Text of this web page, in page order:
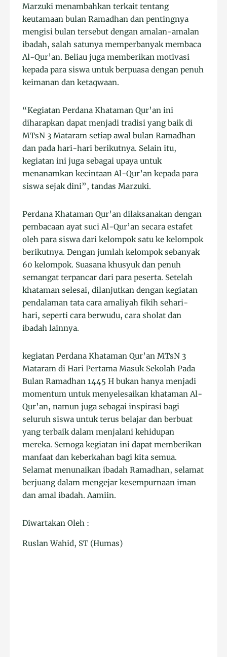
Marzuki menambahkan terkait tentang
keutamaan bulan Ramadhan dan pentingnya
mengisi bulan tersebut dengan amalan-amalan
ibadah, salah satunya memperbanyak membaca
Al-Qur’an. Beliau juga memberikan motivasi
kepada para siswa untuk berpuasa dengan penuh
keimanan dan ketaqwaan.
“Kegiatan Perdana Khataman Qur’an ini
diharapkan dapat menjadi tradisi yang baik di
MTsN 3 Mataram setiap awal bulan Ramadhan
dan pada hari-hari berikutnya. Selain itu,
kegiatan ini juga sebagai upaya untuk
menanamkan kecintaan Al-Qur’an kepada para
siswa sejak dini”, tandas Marzuki.
Perdana Khataman Qur’an dilaksanakan dengan
pembacaan ayat suci Al-Qur’an secara estafet
oleh para siswa dari kelompok satu ke kelompok
berikutnya. Dengan jumlah kelompok sebanyak
60 kelompok. Suasana khusyuk dan penuh
semangat terpancar dari para peserta. Setelah
khataman selesai, dilanjutkan dengan kegiatan
pendalaman tata cara amaliyah fikih sehari-
hari, seperti cara berwudu, cara sholat dan
ibadah lainnya.
kegiatan Perdana Khataman Qur’an MTsN 3
Mataram di Hari Pertama Masuk Sekolah Pada
Bulan Ramadhan 1445 H bukan hanya menjadi
momentum untuk menyelesaikan khataman Al-
Qur’an, namun juga sebagai inspirasi bagi
seluruh siswa untuk terus belajar dan berbuat
yang terbaik dalam menjalani kehidupan
mereka. Semoga kegiatan ini dapat memberikan
manfaat dan keberkahan bagi kita semua.
Selamat menunaikan ibadah Ramadhan, selamat
berjuang dalam mengejar kesempurnaan iman
dan amal ibadah. Aamiin.
Diwartakan Oleh :
Ruslan Wahid, ST (Humas)